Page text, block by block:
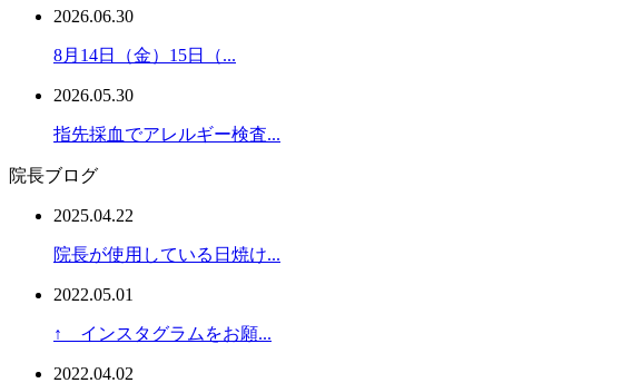
2026.06.30
8月14日（金）15日（...
2026.05.30
指先採血でアレルギー検査...
院長ブログ
2025.04.22
院長が使用している日焼け...
2022.05.01
↑ インスタグラムをお願...
2022.04.02